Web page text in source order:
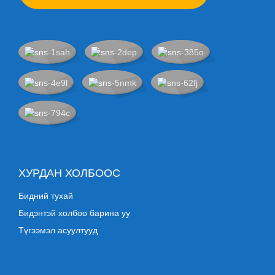
ХУРДАН ХОЛБООС
Бидний тухай
Бидэнтэй холбоо барина уу
Түгээмэл асуултууд